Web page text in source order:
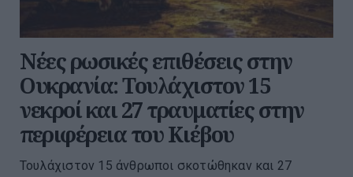
Νέες ρωσικές επιθέσεις στην
Ουκρανία: Τουλάχιστον 15
νεκροί και 27 τραυματίες στην
περιφέρεια του Κιέβου
Τουλάχιστον 15 άνθρωποι σκοτώθηκαν και 27